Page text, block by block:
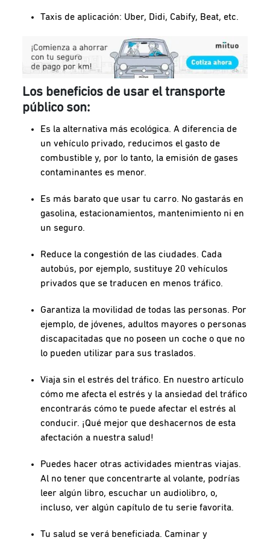
Taxis de aplicación: Uber, Didi, Cabify, Beat, etc.
Los beneficios de usar el transporte
público son:
Es la alternativa más ecológica. A diferencia de
un vehículo privado, reducimos el gasto de
combustible y, por lo tanto, la emisión de gases
contaminantes es menor.
Es más barato que usar tu carro. No gastarás en
gasolina, estacionamientos, mantenimiento ni en
un seguro.
Reduce la congestión de las ciudades. Cada
autobús, por ejemplo, sustituye 20 vehículos
privados que se traducen en menos tráfico.
Garantiza la movilidad de todas las personas. Por
ejemplo, de jóvenes, adultos mayores o personas
discapacitadas que no poseen un coche o que no
lo pueden utilizar para sus traslados.
Viaja sin el estrés del tráfico. En nuestro artículo
cómo me afecta el estrés y la ansiedad del tráfico
encontrarás cómo te puede afectar el estrés al
conducir. ¡Qué mejor que deshacernos de esta
afectación a nuestra salud!
Puedes hacer otras actividades mientras viajas.
Al no tener que concentrarte al volante, podrías
leer algún libro, escuchar un audiolibro, o,
incluso, ver algún capítulo de tu serie favorita.
Tu salud se verá beneficiada. Caminar y